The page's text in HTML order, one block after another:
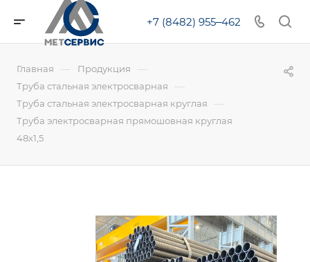
+7 (8482) 955‒462
Главная — Продукция —
Труба стальная электросварная —
Труба стальная электросварная круглая —
Труба электросварная прямошовная круглая
48х1,5